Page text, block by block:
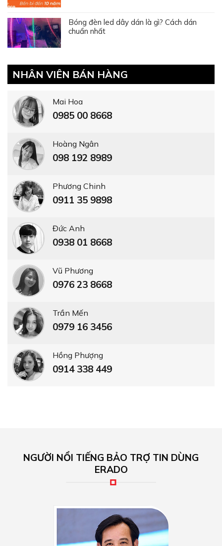
Bóng đèn led dây dán là gì? Cách dán
chuẩn nhất
NHÂN VIÊN BÁN HÀNG
Mai Hoa
0985 00 8668
Hoàng Ngân
098 192 8989
Phương Chinh
0911 35 9898
Đức Anh
0938 01 8668
Vũ Phương
0976 23 8668
Trần Mến
0979 16 3456
Hồng Phượng
0914 338 449
NGƯỜI NỔI TIẾNG BẢO TRỢ TIN DÙNG
ERADO